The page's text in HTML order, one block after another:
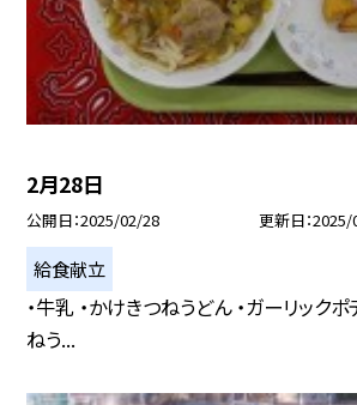
2月28日
公開日 2025/02/28 更新日 2025/
給食献立
・牛乳 ・かけきつねうどん ・ガーリック
ねう...